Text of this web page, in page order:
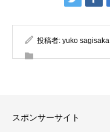
投稿者: yuko sagisaka
スポンサーサイト